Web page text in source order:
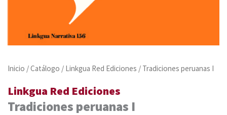
Inicio /Catálogo / Linkgua Red Ediciones / Tradiciones peruanas I
Linkgua Red Ediciones
Tradiciones peruanas I